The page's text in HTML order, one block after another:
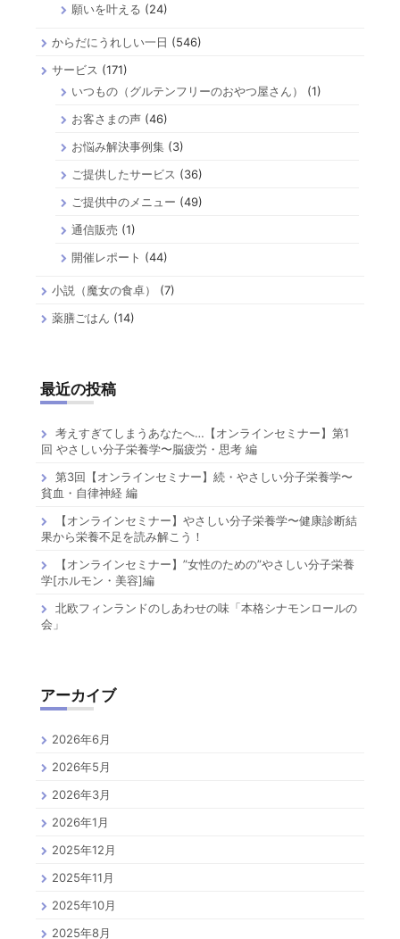
願いを叶える (24)
からだにうれしい一日 (546)
サービス (171)
いつもの（グルテンフリーのおやつ屋さん）
(1)
お客さまの声 (46)
お悩み解決事例集 (3)
ご提供したサービス (36)
ご提供中のメニュー (49)
通信販売 (1)
開催レポート (44)
小説（魔女の食卓）
(7)
薬膳ごはん (14)
最近の投稿
考えすぎてしまうあなたへ…【オンラインセミナー】第1
回 やさしい分子栄養学〜脳疲労・思考 編
第3回【オンラインセミナー】続・やさしい分子栄養学〜
貧血・自律神経 編
【オンラインセミナー】やさしい分子栄養学〜健康診断結
果から栄養不足を読み解こう！
【オンラインセミナー】”女性のための”やさしい分子栄養
学[ホルモン・美容]編
北欧フィンランドのしあわせの味「本格シナモンロールの
会」
アーカイブ
2026年6月
2026年5月
2026年3月
2026年1月
2025年12月
2025年11月
2025年10月
2025年8月